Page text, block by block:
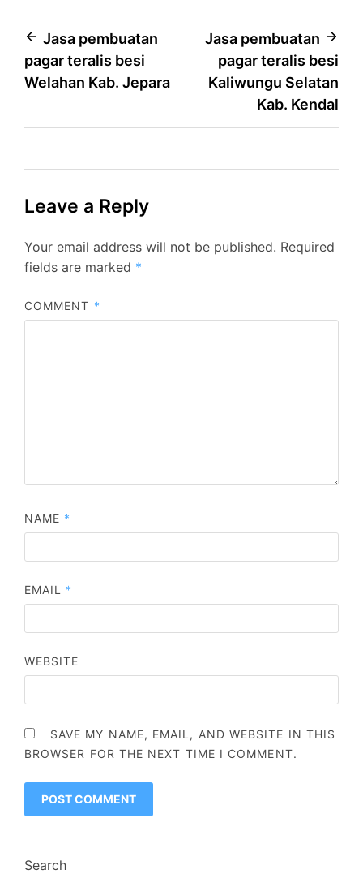
Post
navigation
Jasa pembuatan
pagar teralis besi
Welahan Kab. Jepara
Jasa pembuatan
pagar teralis besi
Kaliwungu Selatan
Kab. Kendal
Leave a Reply
Your email address will not be published. Required
fields are marked *
COMMENT *
NAME *
EMAIL *
WEBSITE
SAVE MY NAME, EMAIL, AND WEBSITE IN THIS
BROWSER FOR THE NEXT TIME I COMMENT.
Search